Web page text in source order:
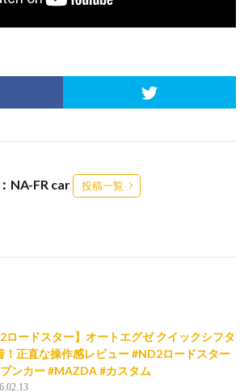
NA-FR car 投稿一覧
ロードスター】オートエグゼ クイックシフタ
！正直な操作感レビュー #ND2ロードスター
ンカー #MAZDA #カスタム